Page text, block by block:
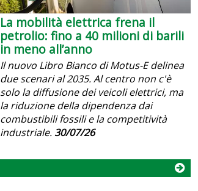
La mobilità elettrica frena il
petrolio: fino a 40 milioni di barili
in meno all’anno
Il nuovo Libro Bianco di Motus-E delinea
due scenari al 2035. Al centro non c'è
solo la diffusione dei veicoli elettrici, ma
la riduzione della dipendenza dai
combustibili fossili e la competitività
industriale. 30/07/26